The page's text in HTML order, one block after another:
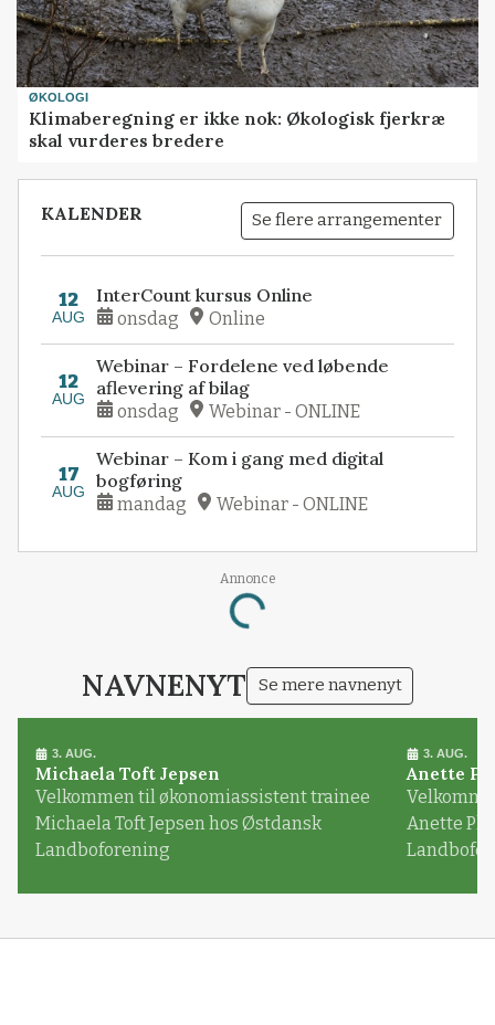
ØKOLOGI
Klimaberegning er ikke nok: Økologisk fjerkræ
skal vurderes bredere
KALENDER Se flere arrangementer
12
AUG
InterCount kursus Online
onsdag Online
12
AUG
Webinar – Fordelene ved løbende
aflevering af bilag
onsdag Webinar - ONLINE
17
AUG
Webinar – Kom i gang med digital
bogføring
mandag Webinar - ONLINE
Annonce
Loading...
NAVNENYT Se mere navnenyt
3. AUG.
Michaela Toft Jepsen
Velkommen til økonomiassistent trainee
Michaela Toft Jepsen hos Østdansk
Landboforening
3. AUG.
Anette
Anette